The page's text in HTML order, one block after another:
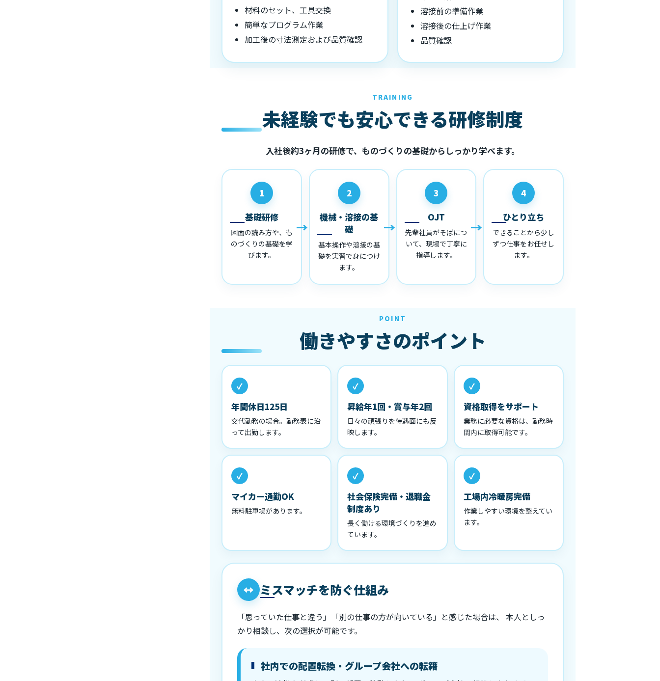
材料のセット、工具交換
簡単なプログラム作業
加工後の寸法測定および品質確認
溶接前の準備作業
溶接後の仕上げ作業
品質確認
TRAINING
未経験でも安心できる研修制度
入社後約3ヶ月の研修で、ものづくりの基礎からしっかり学べます。
1
基礎研修
図面の読み方や、も
のづくりの基礎を学
びます。
2
機械・溶接の基
礎
基本操作や溶接の基
礎を実習で身につけ
ます。
3
OJT
先輩社員がそばにつ
いて、現場で丁寧に
指導します。
4
ひとり立ち
できることから少し
ずつ仕事をお任せし
ます。
POINT
働きやすさのポイント
年間休日125日
交代勤務の場合。勤務表に沿
って出勤します。
昇給年1回・賞与年2回
日々の頑張りを待遇面にも反
映します。
資格取得をサポート
業務に必要な資格は、勤務時
間内に取得可能です。
マイカー通勤OK
無料駐車場があります。
社会保険完備・退職金
制度あり
長く働ける環境づくりを進め
ています。
工場内冷暖房完備
作業しやすい環境を整えてい
ます。
↔ ミスマッチを防ぐ仕組み
「思っていた仕事と違う」「別の仕事の方が向いている」と感じた場合は、 本人としっ
かり相談し、次の選択が可能です。
社内での配置転換・グループ会社への転籍